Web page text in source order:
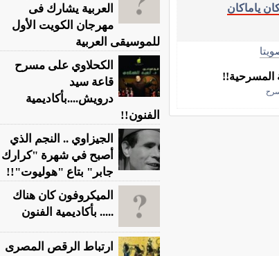
ياماكان
المسرحية!!
العربية يشارك فى
مهرجان الكويت الأول
للموسيقى العربية
الكحلاوي على مسرح
قاعة سيد
درويش....بأكاديمية
الفنون!!
الجيزاوي .. النجم الذي
أصبح في شهرة "كرارك
جابر" بتاع "هوليوت"!!
الميكروفون كان هناك
..... بأكاديمية الفنون
ارتباط الرقص المصرى